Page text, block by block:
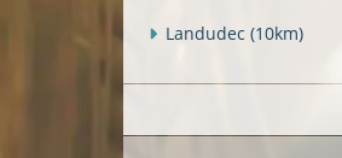
Landudec (10km)